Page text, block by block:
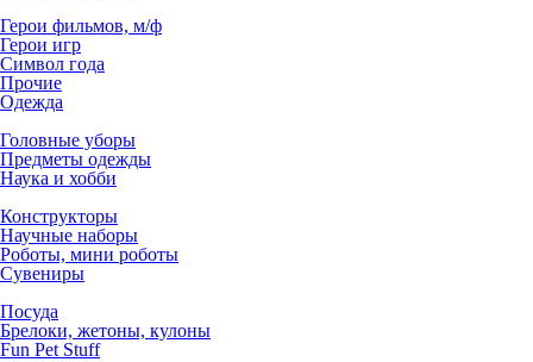
Герои фильмов, м/ф
Герои игр
Символ года
Прочие
Одежда
Головные уборы
Предметы одежды
Наука и хобби
Конструкторы
Научные наборы
Роботы, мини роботы
Сувениры
Посуда
Брелоки, жетоны, кулоны
Fun Pet Stuff